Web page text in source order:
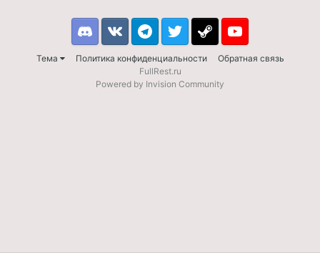
Тема Политика конфиденциальности Обратная связь
DiscordVK TelegramTwitter Steam Youtube
FullRest.ru
Powered by Invision Community